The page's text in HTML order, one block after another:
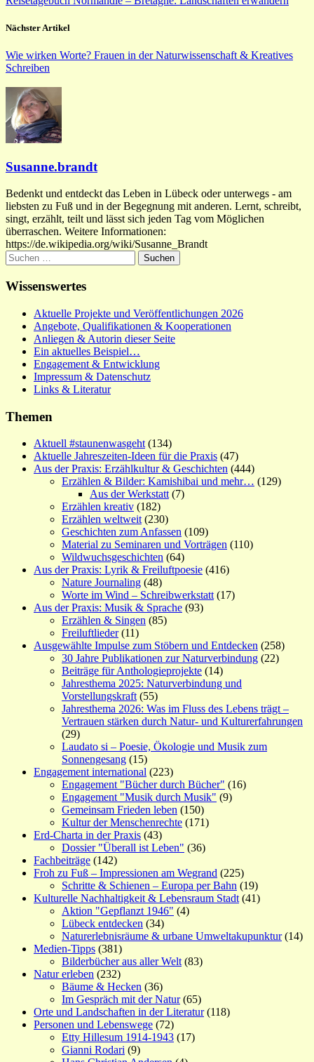
Nächster Artikel
Wie wirken Worte? Frauen in der Naturwissenschaft & Kreatives
Schreiben
Susanne.brandt
Bedenkt und entdeckt das Leben in Lübeck oder unterwegs - am
liebsten zu Fuß und in der Begegnung mit anderen. Lernt, schreibt,
singt, erzählt, teilt und lässt sich jeden Tag vom Möglichen
überraschen. Weitere Informationen:
https://de.wikipedia.org/wiki/Susanne_Brandt
Suchen
nach:
Wissenswertes
Aktuelle Projekte und Veröffentlichungen 2026
Angebote, Qualifikationen & Kooperationen
Anliegen & Autorin dieser Seite
Ein aktuelles Beispiel…
Engagement & Entwicklung
Impressum & Datenschutz
Links & Literatur
Themen
Aktuell #staunenwasgeht (134)
Aktuelle Jahreszeiten-Ideen für die Praxis (47)
Aus der Praxis: Erzählkultur & Geschichten (444)
Erzählen & Bilder: Kamishibai und mehr… (129)
Aus der Werkstatt (7)
Erzählen kreativ (182)
Erzählen weltweit (230)
Geschichten zum Anfassen (109)
Material zu Seminaren und Vorträgen (110)
Wildwuchsgeschichten (64)
Aus der Praxis: Lyrik & Freiluftpoesie (416)
Nature Journaling (48)
Worte im Wind – Schreibwerkstatt (17)
Aus der Praxis: Musik & Sprache (93)
Erzählen & Singen (85)
Freiluftlieder(11)
Ausgewählte Impulse zum Stöbern und Entdecken (258)
30 Jahre Publikationen zur Naturverbindung (22)
Beiträge für Anthologieprojekte (14)
Jahresthema 2025: Naturverbindung und
Vorstellungskraft (55)
Jahresthema 2026: Was im Fluss des Lebens trägt –
Vertrauen stärken durch Natur- und Kulturerfahrungen
(29)
Laudato si – Poesie, Ökologie und Musik zum
Sonnengesang (15)
Engagement international (223)
Engagement "Bücher durch Bücher" (16)
Engagement "Musik durch Musik" (9)
Gemeinsam Frieden leben (150)
Kultur der Menschenrechte (171)
Erd-Charta in der Praxis (43)
Dossier "Überall ist Leben" (36)
Fachbeiträge (142)
Froh zu Fuß – Impressionen am Wegrand (225)
Schritte & Schienen – Europa per Bahn (19)
Kulturelle Nachhaltigkeit & Lebensraum Stadt (41)
Aktion "Gepflanzt 1946" (4)
Lübeck entdecken (34)
Naturerlebnisräume & urbane Umweltakupunktur(14)
Medien-Tipps (381)
Bilderbücher aus aller Welt (83)
Natur erleben (232)
Bäume & Hecken (36)
Im Gespräch mit der Natur(65)
Orte und Landschaften in der Literatur(118)
Personen und Lebenswege (72)
Etty Hillesum 1914-1943 (17)
Gianni Rodari (9)